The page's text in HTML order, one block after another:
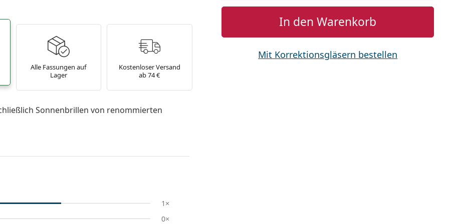
In den Warenkorb
Mit Korrektionsgläsern bestellen
Alle Fassungen auf
Lager
Kostenloser Versand
ab 74 €
Sonnenbrillen von renommierten
1×
0×